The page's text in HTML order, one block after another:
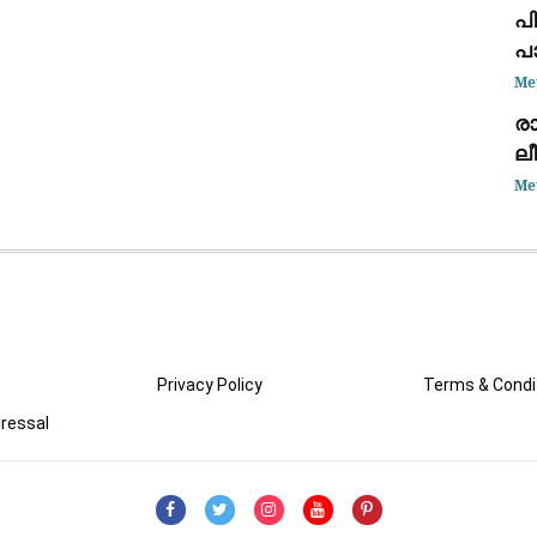
Privacy Policy
Terms &